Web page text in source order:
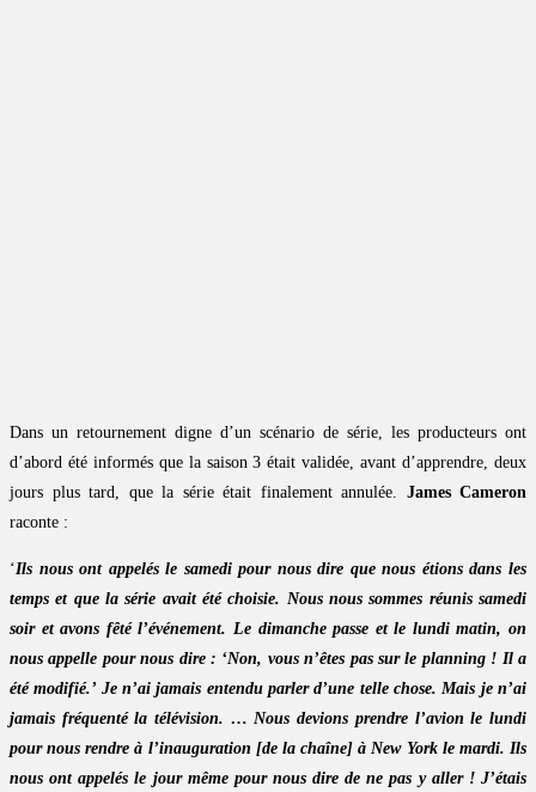
Dans un retournement digne d’un scénario de série, les producteurs ont
d’abord été informés que la saison 3 était validée, avant d’apprendre, deux
jours plus tard, que la série était finalement annulée. James Cameron
raconte :
‘Ils nous ont appelés le samedi pour nous dire que nous étions dans les
temps et que la série avait été choisie. Nous nous sommes réunis samedi
soir et avons fêté l’événement. Le dimanche passe et le lundi matin, on
nous appelle pour nous dire : ‘Non, vous n’êtes pas sur le planning ! Il a
été modifié.’ Je n’ai jamais entendu parler d’une telle chose. Mais je n’ai
jamais fréquenté la télévision. … Nous devions prendre l’avion le lundi
pour nous rendre à l’inauguration [de la chaîne] à New York le mardi. Ils
nous ont appelés le jour même pour nous dire de ne pas y aller ! J’étais